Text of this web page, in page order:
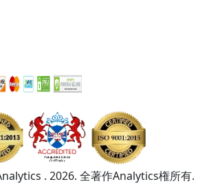
. 2026. 全著作Analytics権所有.